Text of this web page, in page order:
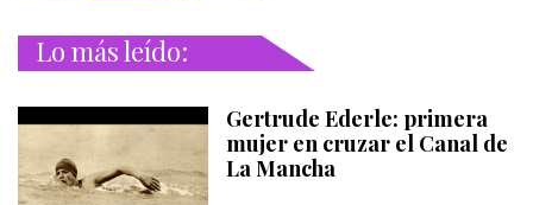
Lo más leído:
Gertrude Ederle: primera
mujer en cruzar el Canal de
La Mancha